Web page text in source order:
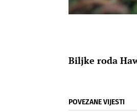
Biljke roda
POVEZANE VIJESTI